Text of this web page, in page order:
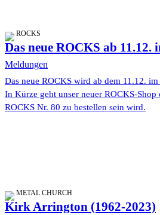
ROCKS
Das neue ROCKS ab 11.12.
Meldungen
Das neue ROCKS wird ab dem 11.12.
In Kürze geht unser neuer ROCKS-
ROCKS Nr. 80 zu bestellen sein wird.
METAL CHURCH
Kirk Arrington (1962-2023)